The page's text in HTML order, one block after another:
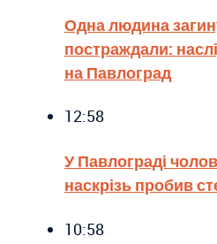
Одна людина
постраждали:
на Павлоград
12:58
У Павлограді
наскрізь пробив
10:58